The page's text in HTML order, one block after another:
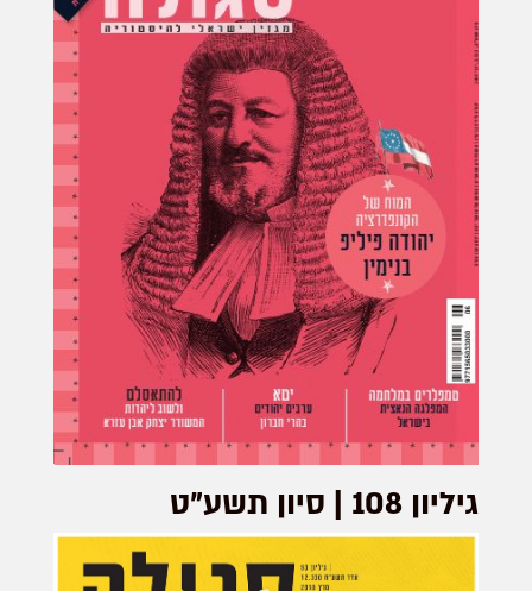
גיליון 108 | סיון תשע"ט